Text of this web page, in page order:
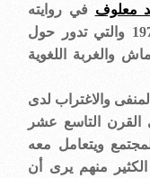
معلوف في روايته
الصادرة العام 1978 والتي تدور حول
والغربة اللغوية
والاغتراب لدى
القرن التاسع عشر
ويتعامل معه
منهم يرى أن